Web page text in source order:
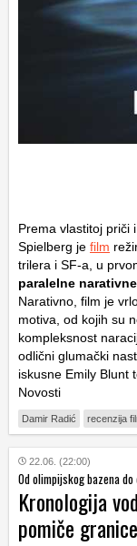
Prema vlastitoj priči
Spielberg je film
trilera i SF-a, u
paralelne
Narativno, film je
motiva, od kojih su
kompleksnost
odlični glumački
iskusne Emily Blunt
Novosti
Damir Radić recenzija
22.06. (22:00)
Od olimpijskog bazena
Kronologija
pomiče granice